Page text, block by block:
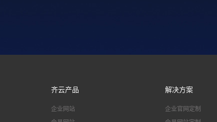
齐云产品
企业网站
解决方案
企业官网定制